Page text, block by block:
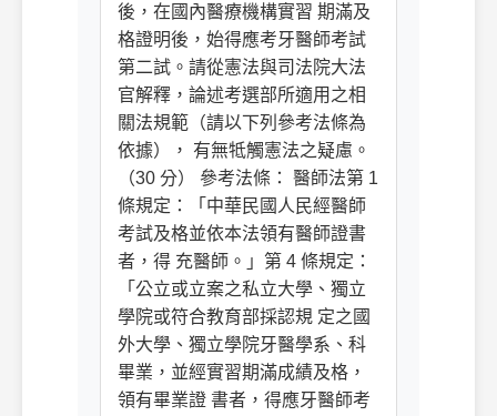
後，在國內醫療機構實習 期滿及
格證明後，始得應考牙醫師考試
第二試。請從憲法與司法院大法
官解釋，論述考選部所適用之相
關法規範（請以下列參考法條為
依據）， 有無牴觸憲法之疑慮。
（30 分） 參考法條： 醫師法第 1
條規定：「中華民國人民經醫師
考試及格並依本法領有醫師證書
者，得 充醫師。」第 4 條規定：
「公立或立案之私立大學、獨立
學院或符合教育部採認規 定之國
外大學、獨立學院牙醫學系、科
畢業，並經實習期滿成績及格，
領有畢業證 書者，得應牙醫師考